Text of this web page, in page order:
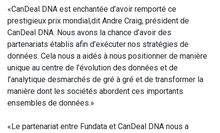
«CanDeal DNA est enchantée d’avoir remporté ce
prestigieux prix mondial,dit Andre Craig, président de
CanDeal DNA. Nous avons la chance d’avoir des
partenariats établis afin d’exécuter nos stratégies de
données. Cela nous a aidés à nous positionner de manière
unique au centre de l’évolution des données et de
l’analytique desmarchés de gré à gré et de transformer la
manière dont les sociétés abordent ces importants
ensembles de données.»
«Le partenariat entre Fundata et CanDeal DNA nous a